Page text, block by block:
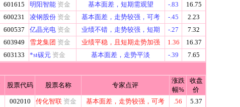
601615 明阳智能 资金 基本面差，短期需观望 -.83
16.75
600231 凌钢股份 资金 基本面差，走势较强，可考 -.45
2.23
600537 亿晶光电 资金 业绩不错，走势较强，短期 -.27
7.32
603949 雪龙集团 资金 业绩平稳，且短期走势加强 1.36
16.37
603133 *st碳元 资金 基本面差，走势平淡 -.39
7.65
股票代码 股票名称 专家点评
涨跌
幅%
收盘
价
002010 传化智联 资金 基本面差，走势较强，可考 .56
5.37